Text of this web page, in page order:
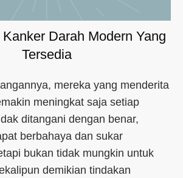
Darah Modern Yang
Tersedia
mereka yang menderita
meningkat saja setiap
ditangani dengan benar,
berbahaya dan sukar
bukan tidak mungkin untuk
demikian tindakan